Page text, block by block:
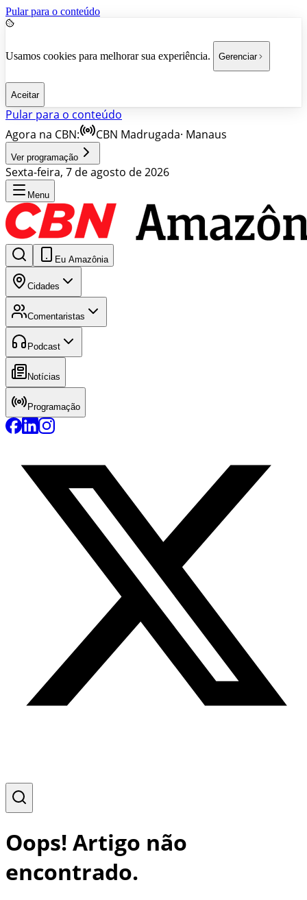
Pular para o conteúdo
Usamos cookies para melhorar sua experiência. Gerenciar
Aceitar
Pular para o conteúdo
Agora na CBN:
CBN Madrugada· Manaus
Ver programação
Sexta-feira, 7 de agosto de 2026
Menu
Eu Amazônia
Cidades
Comentaristas
Podcast
Notícias
Programação
Oops! Artigo não
encontrado.